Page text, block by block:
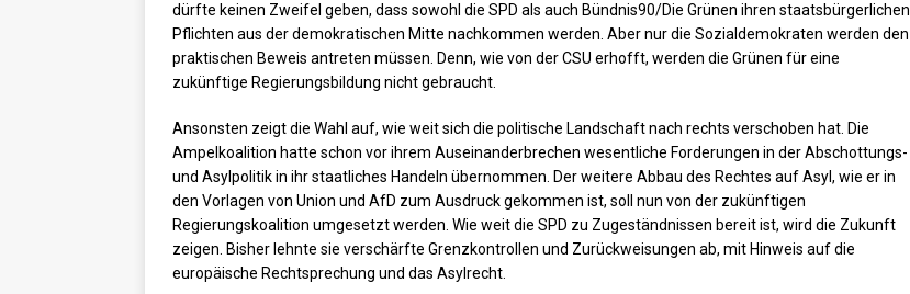
dürfte keinen Zweifel geben, dass sowohl die SPD als auch Bündnis90/Die Grünen ihren staatsbürgerlichen
Pflichten aus der demokratischen Mitte nachkommen werden. Aber nur die Sozialdemokraten werden den
praktischen Beweis antreten müssen. Denn, wie von der CSU erhofft, werden die Grünen für eine
zukünftige Regierungsbildung nicht gebraucht.
Ansonsten zeigt die Wahl auf, wie weit sich die politische Landschaft nach rechts verschoben hat. Die
Ampelkoalition hatte schon vor ihrem Auseinanderbrechen wesentliche Forderungen in der Abschottungs-
und Asylpolitik in ihr staatliches Handeln übernommen. Der weitere Abbau des Rechtes auf Asyl, wie er in
den Vorlagen von Union und AfD zum Ausdruck gekommen ist, soll nun von der zukünftigen
Regierungskoalition umgesetzt werden. Wie weit die SPD zu Zugeständnissen bereit ist, wird die Zukunft
zeigen. Bisher lehnte sie verschärfte Grenzkontrollen und Zurückweisungen ab, mit Hinweis auf die
europäische Rechtsprechung und das Asylrecht.